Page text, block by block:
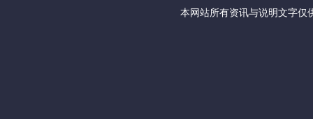
本网站所有资讯与说明文字仅